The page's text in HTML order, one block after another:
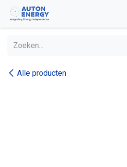
Overslaan naar inhoud
Alle producten